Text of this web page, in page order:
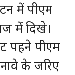
में पीएम
में दिखे।
पहने पीएम
के जरिए